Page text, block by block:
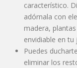
característico.
adórnala con
madera,
envidiable en
Puedes
eliminar los